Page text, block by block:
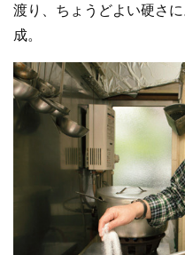
渡り、ちょうどよい硬さ
成。